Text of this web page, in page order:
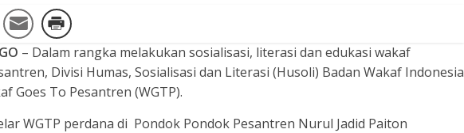
– Dalam rangka melakukan sosialisasi, literasi dan edukasi wakaf
Divisi Humas, Sosialisasi dan Literasi (Husoli) Badan Wakaf Indonesia
Goes To Pesantren (WGTP).
WGTP perdana di Pondok Pondok Pesantren Nurul Jadid Paiton